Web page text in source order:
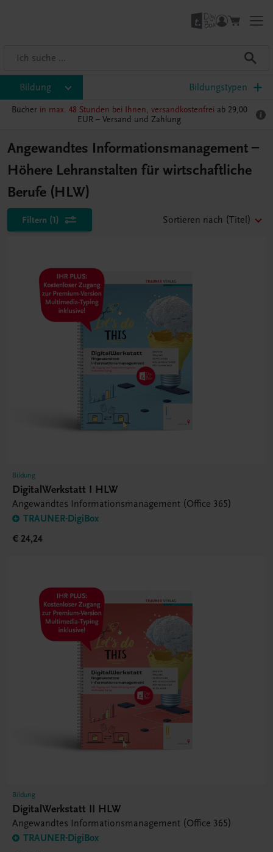
Bildung Bildungstypen
Bücher in max. 48 Stunden bei Ihnen, versandkostenfrei ab 29,00
EUR – Versand und Zahlung
Angewandtes Informationsmanagement –
Höhere Lehranstalten für wirtschaftliche
Berufe (HLW)
Filtern (1) Sortieren nach (Titel)
Bildung
DigitalWerkstatt I HLW
Angewandtes Informationsmanagement (Office 365)
TRAUNER-DigiBox
€ 24,24
Bildung
DigitalWerkstatt II HLW
Angewandtes Informationsmanagement (Office 365)
TRAUNER-DigiBox